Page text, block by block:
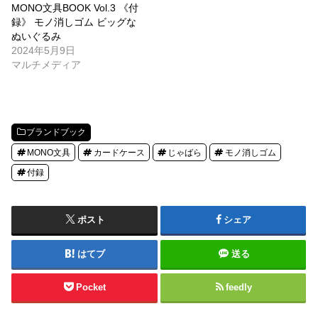
MONO文具BOOK Vol.3 《付
録》 モノ消しゴム ビッグな
ぬいぐるみ
2024年5月9日
マルチメディア
ブランドブック
MONO文具 カードケース じゃばら モノ消しゴム
付録
ポスト シェア
はてブ 送る
Pocket feedly